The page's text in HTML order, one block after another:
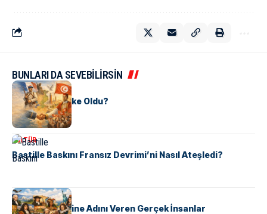
BUNLARI DA SEVEBİLİRSİN
KÜLTÜR
Tunus Nasıl Ülke Oldu?
KÜLTÜR
Bastille Baskını Fransız Devrimi’ni Nasıl Ateşledi?
KÜLTÜR
ABD Eyaletlerine Adını Veren Gerçek İnsanlar